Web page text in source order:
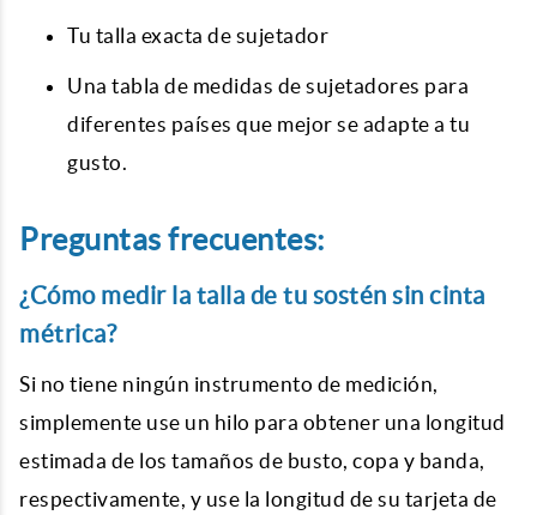
Tu talla exacta de sujetador
Una tabla de medidas de sujetadores para
diferentes países que mejor se adapte a tu
gusto.
Preguntas frecuentes:
¿Cómo medir la talla de tu sostén sin cinta
métrica?
Si no tiene ningún instrumento de medición,
simplemente use un hilo para obtener una longitud
estimada de los tamaños de busto, copa y banda,
respectivamente, y use la longitud de su tarjeta de